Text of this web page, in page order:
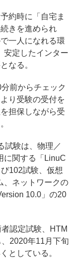
約時に「自宅ま
きを進められ
一人になれる環
安定したインター
なる。
前からチェック
り受験の受付を
担保しながら受
試験は、物理／
に関する「LinuC
102試験、仮想
、ネットワークの
10.0」の20
認定試験、HTM
2020年11月下旬
としている。